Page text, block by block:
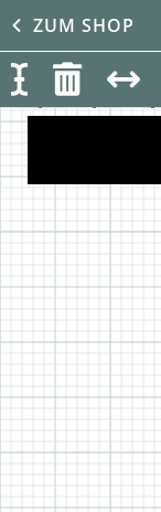
ZUM SHOP